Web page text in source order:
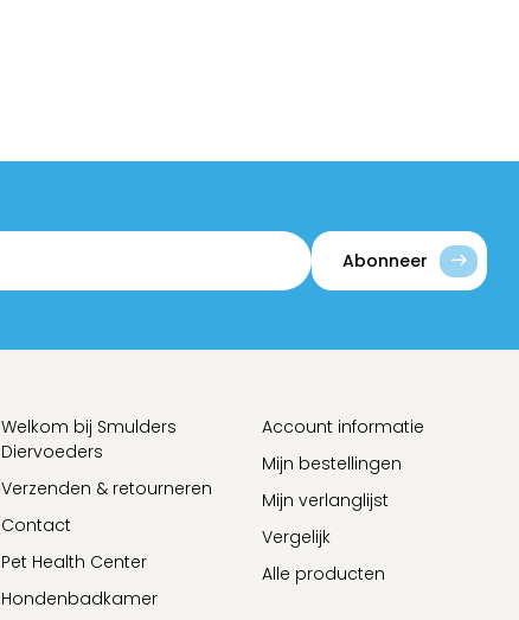
Abonneer
Welkom bij Smulders
Diervoeders
Verzenden & retourneren
Contact
Pet Health Center
Hondenbadkamer
Account informatie
Mijn bestellingen
Mijn verlanglijst
Vergelijk
Alle producten